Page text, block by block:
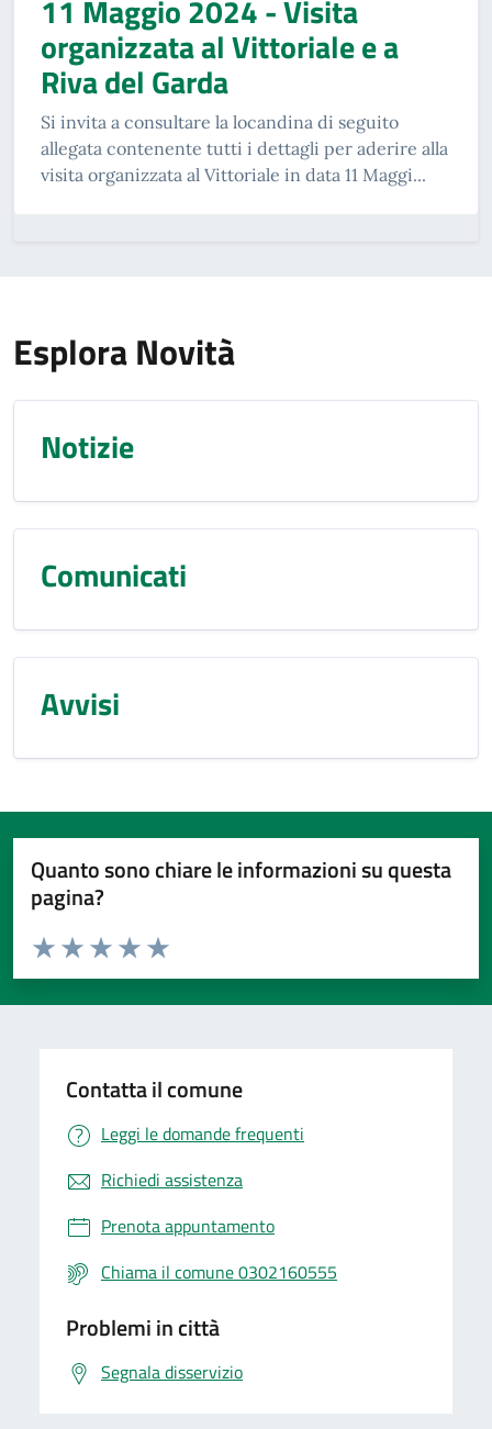
11 Maggio 2024 - Visita
organizzata al Vittoriale e a
Riva del Garda
Si invita a consultare la locandina di seguito
allegata contenente tutti i dettagli per aderire alla
visita organizzata al Vittoriale in data 11 Maggi...
Esplora Novità
Notizie
Comunicati
Avvisi
Quanto sono chiare le informazioni su questa
pagina?
Valuta da 1 a 5 stelle la pagina
Valuta 5 stelle su 5
Valuta 4 stelle su 5
Valuta 3 stelle su 5
Valuta 2 stelle su 5
Valuta 1 stelle su 5
Contatta il comune
Leggi le domande frequenti
Richiedi assistenza
Prenota appuntamento
Chiama il comune 0302160555
Problemi in città
Segnala disservizio